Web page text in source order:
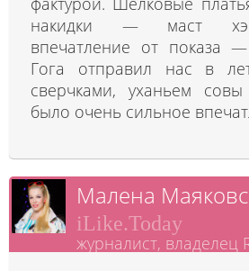
накидки — маст
впечатление от показа —
Гога отправил нас в
сверчками, уханьем
было очень сильное
Малена
iLike.Today
журналист, владелец